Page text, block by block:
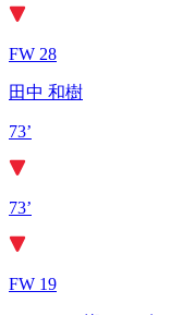
FW 28
田中 和樹
73’
73’
FW 19